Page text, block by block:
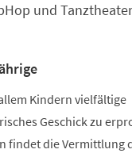
und Tanztheater
Kindern vielfältige
Geschick zu
findet die Vermittlung